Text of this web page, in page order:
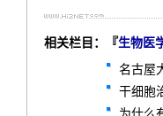
相关栏目：『生物医
名古屋
干细胞